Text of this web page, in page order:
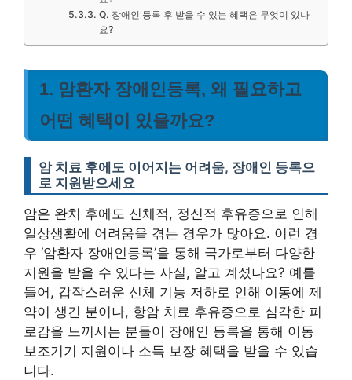
Q. 장애인 등록 후 받을 수 있는 혜택은 무엇이 있나
요?
1. 암환자 장애인등록, 왜 필요하고
어떤 혜택이 있을까요?
암 치료 후에도 이어지는 어려움, 장애인 등록으
로 지원받으세요
암은 완치 후에도 신체적, 정신적 후유증으로 인해
일상생활에 어려움을 겪는 경우가 많아요. 이런 경
우 ‘암환자 장애인등록’을 통해 국가로부터 다양한
지원을 받을 수 있다는 사실, 알고 계셨나요? 예를
들어, 갑작스러운 신체 기능 저하로 인해 이동에 제
약이 생긴 분이나, 항암 치료 후유증으로 심각한 피
로감을 느끼시는 분들이 장애인 등록을 통해 이동
보조기기 지원이나 소득 보장 혜택을 받을 수 있습
니다.